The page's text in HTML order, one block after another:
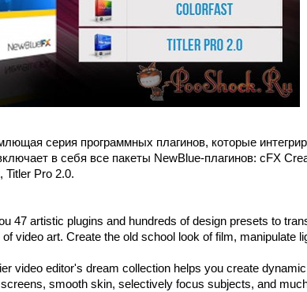
серия программных плагинов, которые
в себя все пакеты NewBlue-плагинов: cFX
Titler Pro 2.0.
47 artistic plugins and hundreds of design presets to
video art. Create the old school look of film, manipulate
video editor's dream collection helps you create
smooth skin, selectively focus subjects, and